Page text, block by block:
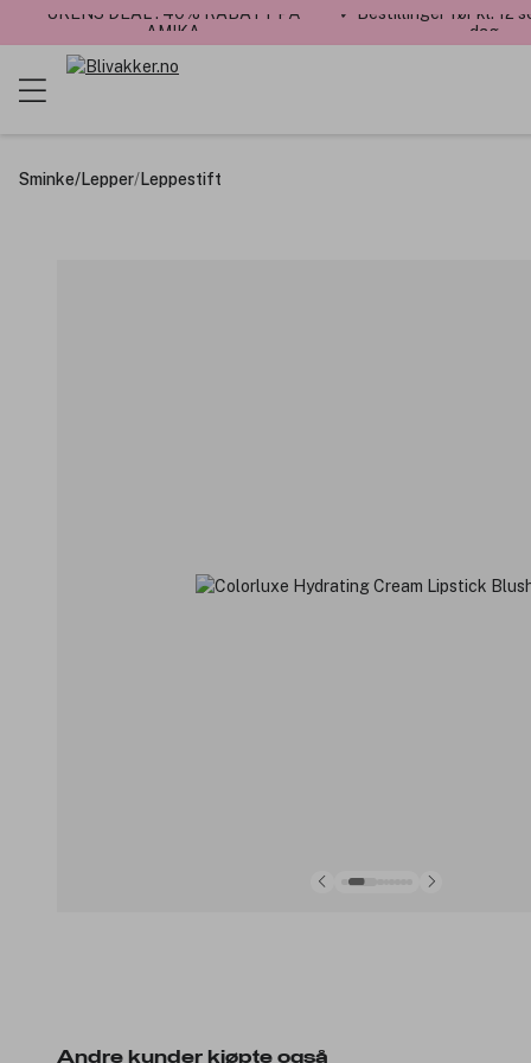
UKENS DEAL : 40% RABATT PÅ
AMIKA
✓ Bestillinger før kl. 12
dag
Sminke/Lepper/Leppestift
Andre kunder kjøpte også